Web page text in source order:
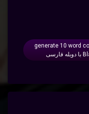
generate 10 word